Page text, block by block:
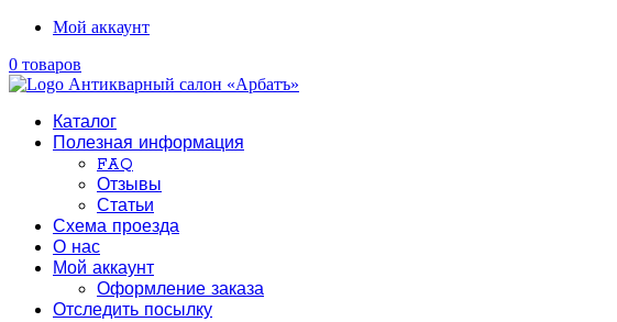
Мой аккаунт
0 товаров
Каталог
Полезная информация
FAQ
Отзывы
Статьи
Схема проезда
О нас
Мой аккаунт
Оформление заказа
Отследить посылку